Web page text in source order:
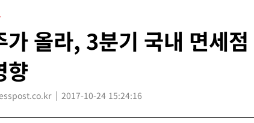
가 올라, 3분기 국내 면세점
향
2017-10-24 15:24:16